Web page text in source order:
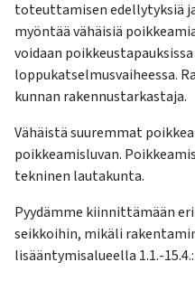
kosketus-
ja
pyyhkäisyliikkeitä.
toteuttamisen edellytyksiä
myöntää vähäisiä
voidaan
loppukatselmusvaiheessa.
kunnan rakennustarkastaja.
Vähäistä suuremmat
poikkeamisluvan.
tekninen lautakunta.
Pyydämme kiinnittämään
seikkoihin, mikäli
lisääntymisalueella 1.1.-15.4.: